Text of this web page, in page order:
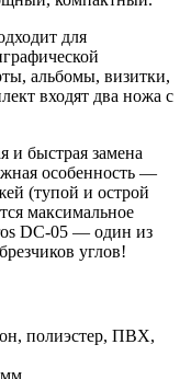
для
альбомы, визитки,
входят два ножа с
и быстрая замена
особенность —
(тупой и острой
максимальное
DC-05 — один из
углов!
полиэстер, ПВХ,